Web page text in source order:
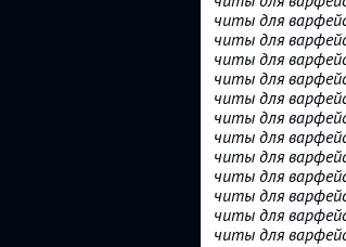
читы для
читы для
читы для
читы для
читы для
читы для
читы для
читы для
читы для
читы для
читы для
читы для